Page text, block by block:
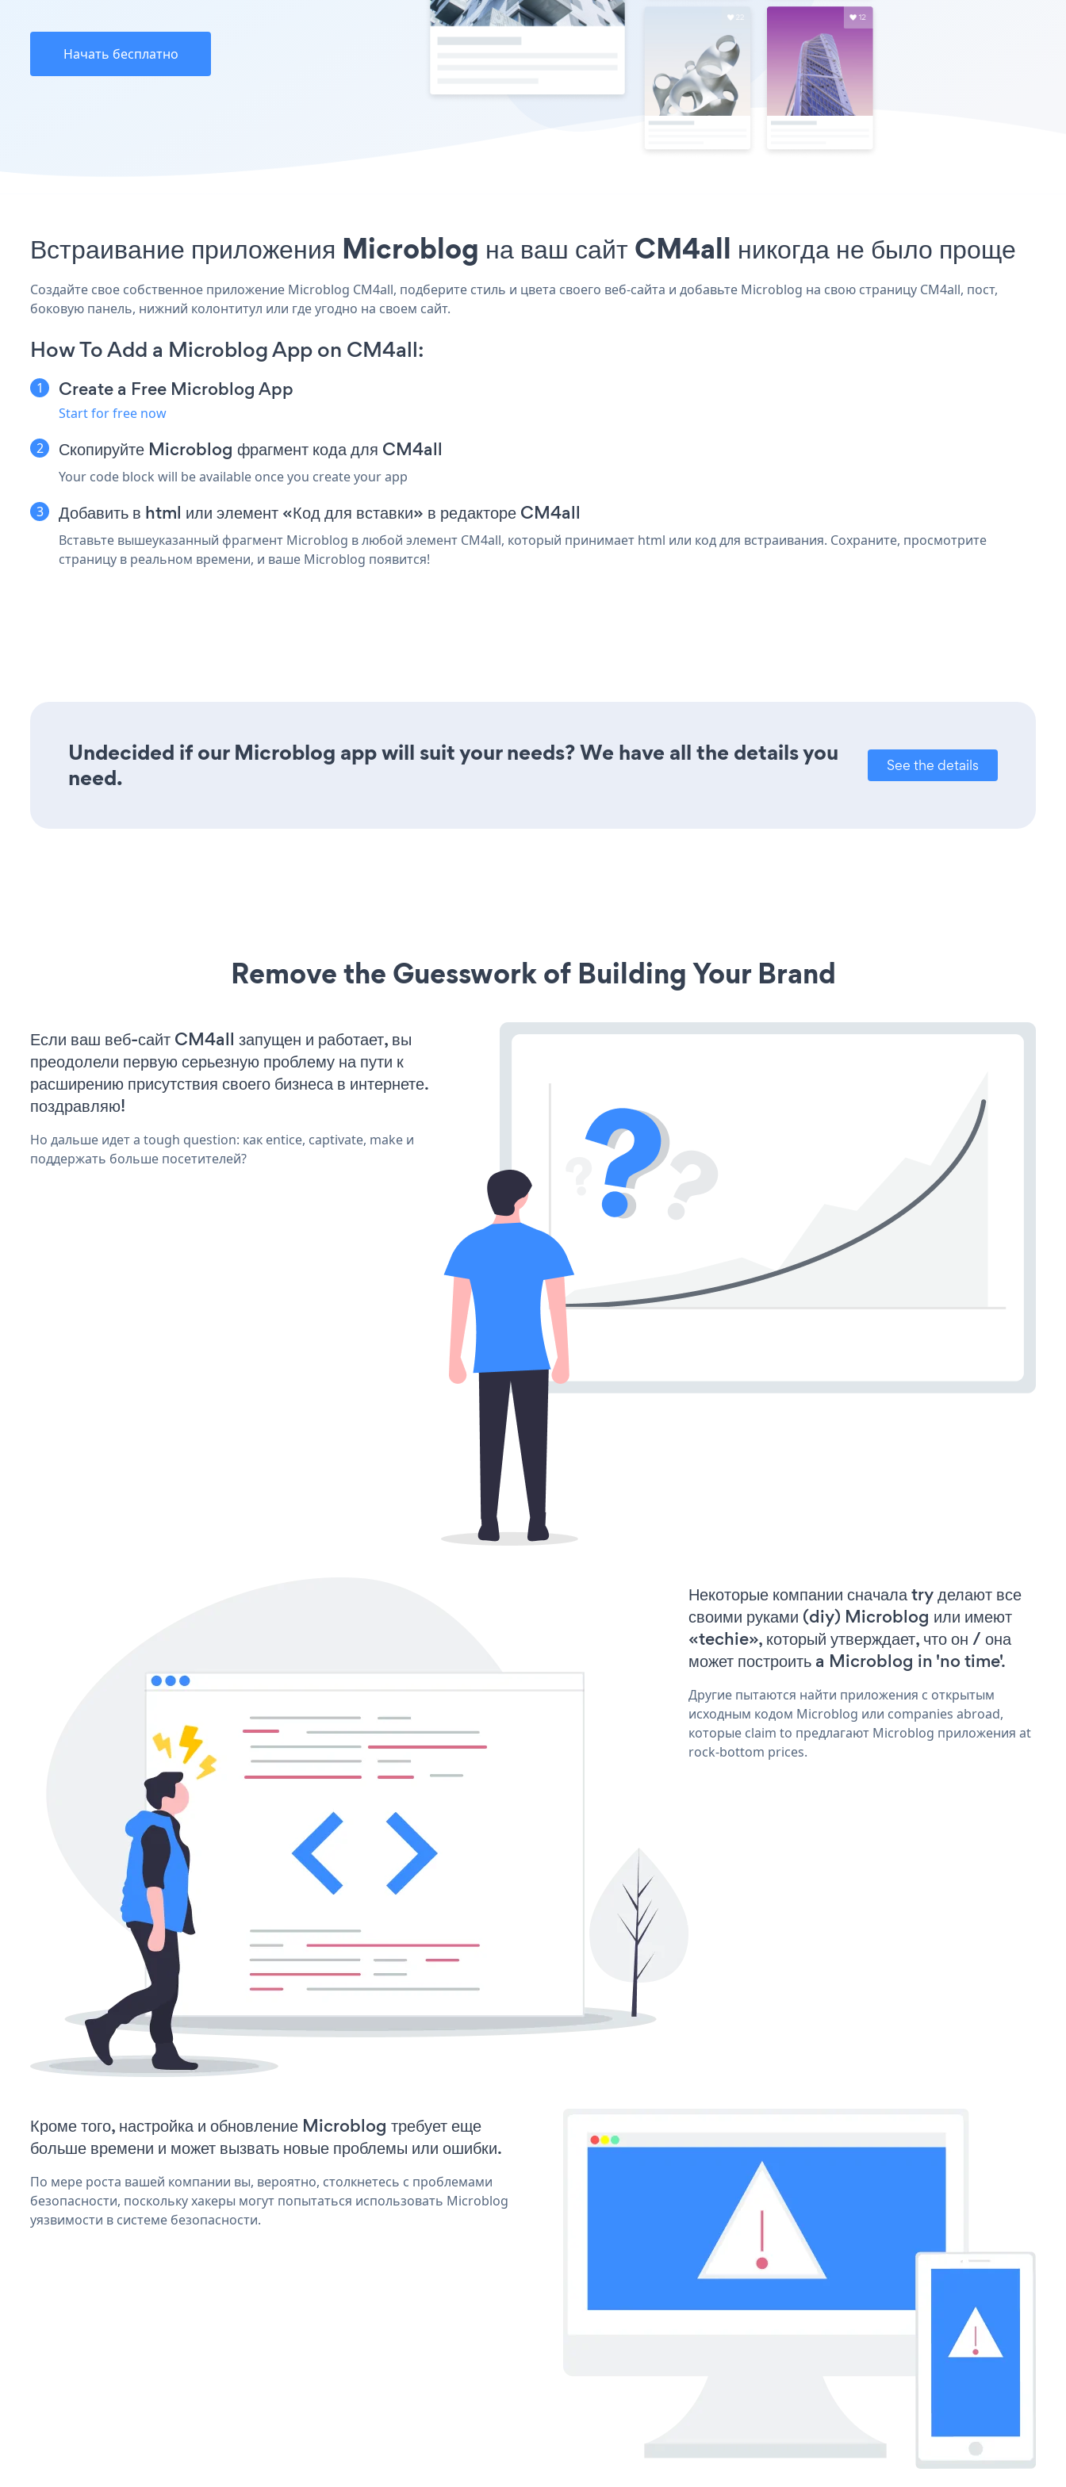
Начать бесплатно
Встраивание приложения Microblog на ваш сайт CM4all никогда не было проще
Создайте свое собственное приложение Microblog CM4all, подберите стиль и цвета своего веб-сайта и добавьте Microblog на свою страницу CM4all, пост,
боковую панель, нижний колонтитул или где угодно на своем сайт.
How To Add a Microblog App on CM4all:
Create a Free Microblog App
Start for free now
Скопируйте Microblog фрагмент кода для CM4all
Your code block will be available once you create your app
Добавить в html или элемент «Код для вставки» в редакторе CM4all
Вставьте вышеуказанный фрагмент Microblog в любой элемент CM4all, который принимает html или код для встраивания. Сохраните, просмотрите
страницу в реальном времени, и ваше Microblog появится!
Undecided if our Microblog app will suit your needs? We have all the details you
need.
See the details
Remove the Guesswork of Building Your Brand
Если ваш веб-сайт CM4all запущен и работает, вы
преодолели первую серьезную проблему на пути к
расширению присутствия своего бизнеса в интернете.
поздравляю!
Но дальше идет a tough question: как entice, captivate, make и
поддержать больше посетителей?
Некоторые компании сначала try делают все
своими руками (diy) Microblog или имеют
«techie», который утверждает, что он / она
может построить a Microblog in 'no time'.
Другие пытаются найти приложения с открытым
исходным кодом Microblog или companies abroad,
которые claim to предлагают Microblog приложения at
rock-bottom prices.
Кроме того, настройка и обновление Microblog требует еще
больше времени и может вызвать новые проблемы или ошибки.
По мере роста вашей компании вы, вероятно, столкнетесь с проблемами
безопасности, поскольку хакеры могут попытаться использовать Microblog
уязвимости в системе безопасности.